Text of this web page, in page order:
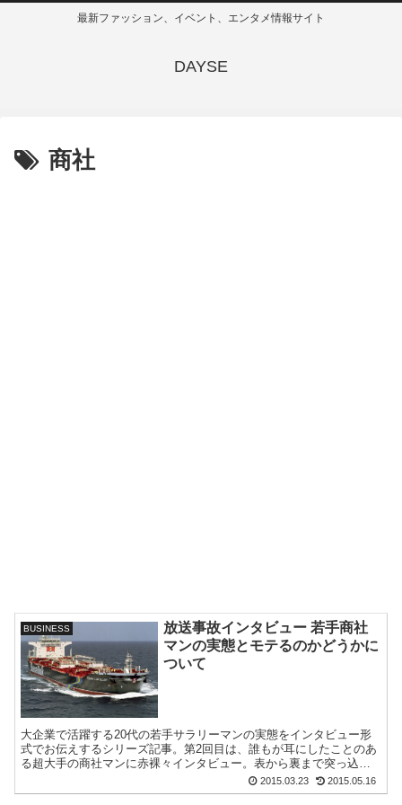
最新ファッション、イベント、エンタメ情報サイト
DAYSE
商社
BUSINESS
放送事故インタビュー 若手商社
マンの実態とモテるのかどうかに
ついて
大企業で活躍する20代の若手サラリーマンの実態をインタビュー形
式でお伝えするシリーズ記事。第2回目は、誰もが耳にしたことのあ
る超大手の商社マンに赤裸々インタビュー。表から裏まで突っ込ん
だ放送事故ギリギリ（アウト）のインタビューです！転職・就職活
動のご参考にも。
2015.03.23 2015.05.16